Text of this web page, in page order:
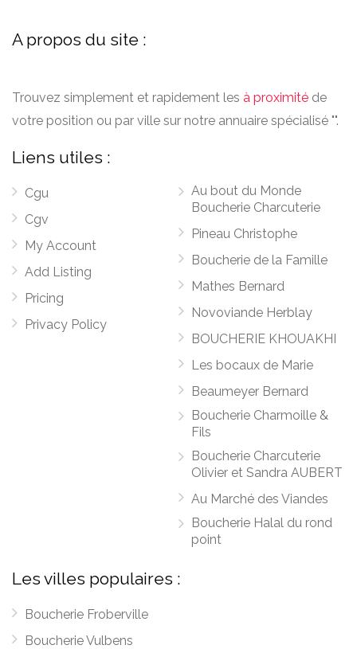
A propos du site :
Trouvez simplement et rapidement les à proximité de
votre position ou par ville sur notre annuaire spécialisé "".
Liens utiles :
Cgu
Cgv
My Account
Add Listing
Pricing
Privacy Policy
Au bout du Monde
Boucherie Charcuterie
Pineau Christophe
Boucherie de la Famille
Mathes Bernard
Novoviande Herblay
BOUCHERIE KHOUAKHI
Les bocaux de Marie
Beaumeyer Bernard
Boucherie Charmoille &
Fils
Boucherie Charcuterie
Olivier et Sandra AUBERT
Au Marché des Viandes
Boucherie Halal du rond
point
Les villes populaires :
Boucherie Froberville
Boucherie Vulbens